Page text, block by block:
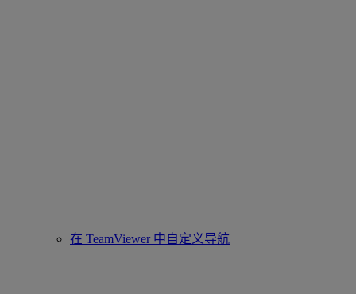
在 TeamViewer 中自定义导航